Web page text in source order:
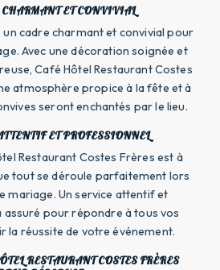
ET CONVIVIAL
cadre charmant et convivial pour
Avec une décoration soignée et
Café Hôtel Restaurant Costes
atmosphère propice à la fête et à
seront enchantés par le lieu.
ET PROFESSIONNEL
Restaurant Costes Frères est à
tout se déroule parfaitement lors
mariage. Un service attentif et
pour répondre à tous vos
la réussite de votre événement.
RESTAURANT COSTES FRÈRES